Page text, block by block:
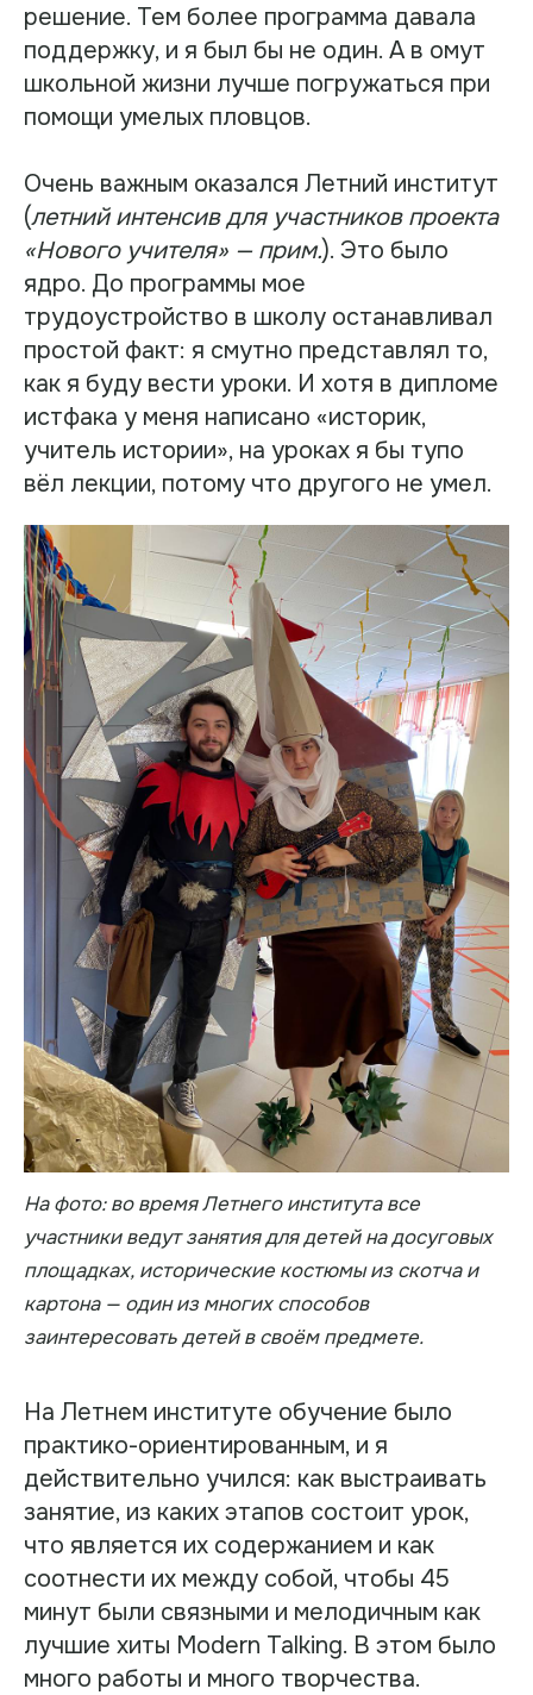
решение. Тем более программа давала
поддержку, и я был бы не один. А в омут
школьной жизни лучше погружаться при
помощи умелых пловцов.
Очень важным оказался Летний институт
(летний интенсив для участников проекта
«Нового учителя» — прим.). Это было
ядро. До программы мое
трудоустройство в школу останавливал
простой факт: я смутно представлял то,
как я буду вести уроки. И хотя в дипломе
истфака у меня написано «историк,
учитель истории», на уроках я бы тупо
вёл лекции, потому что другого не умел.
На фото: во время Летнего института все
участники ведут занятия для детей на досуговых
площадках, исторические костюмы из скотча и
картона — один из многих способов
заинтересовать детей в своём предмете.
На Летнем институте обучение было
практико-ориентированным, и я
действительно учился: как выстраивать
занятие, из каких этапов состоит урок,
что является их содержанием и как
соотнести их между собой, чтобы 45
минут были связными и мелодичным как
лучшие хиты Modern Talking. В этом было
много работы и много творчества.